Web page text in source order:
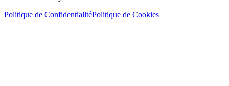
Politique de ConfidentialitéPolitique de Cookies